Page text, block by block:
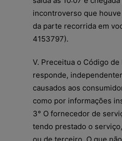
incontroverso que
da parte recorrida em
4153797).
V. Preceitua o Código
responde,
causados aos
como por informações
3° O fornecedor de
tendo prestado o